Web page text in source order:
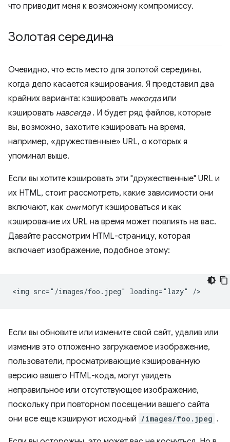
что приводит меня к возможному компромиссу.
Золотая середина
Очевидно, что есть место для золотой середины,
когда дело касается кэширования. Я представил два
крайних варианта: кэшировать никогдаили
кэшировать навсегда. И будет ряд файлов, которые
вы, возможно, захотите кэшировать на время,
например, «дружественные» URL, о которых я
упоминал выше.
Если вы хотите кэшировать эти "дружественные" URL и
их HTML, стоит рассмотреть, какие зависимости они
включают, как онимогут кэшироваться и как
кэширование их URL на время может повлиять на вас.
Давайте рассмотрим HTML-страницу, которая
включает изображение, подобное этому:
Если вы обновите или измените свой сайт, удалив или
изменив это отложенно загружаемое изображение,
пользователи, просматривающие кэшированную
версию вашего HTML-кода, могут увидеть
неправильное или отсутствующее изображение,
поскольку при повторном посещении вашего сайта
они все еще кэшируют исходный /images/foo.jpeg .